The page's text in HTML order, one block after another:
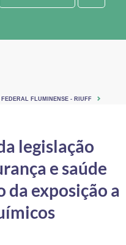
Humanos
FLUMINENSE - RIUFF
legislação
e saúde
da exposição a